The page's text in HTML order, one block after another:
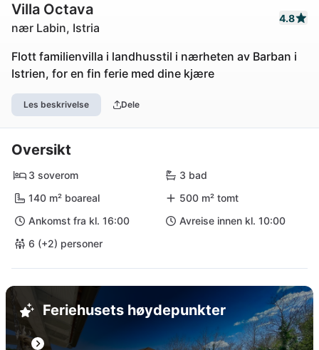
Villa Octava
nær Labin, Istria
4.8
Flott familienvilla i landhusstil i nærheten av Barban i
Istrien, for en fin ferie med dine kjære
Les beskrivelse Dele
Oversikt
3 soverom
3 bad
140 m² boareal
500 m² tomt
Ankomst fra kl. 16:00
Avreise innen kl. 10:00
6 (+2) personer
Feriehusets høydepunkter